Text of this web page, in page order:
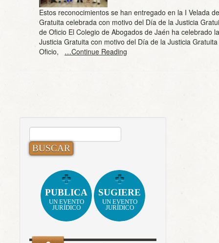
Estos reconocimientos se han entregado en la I Velada
Gratuita celebrada con motivo del Día de la Justicia
de Oficio El Colegio de Abogados de Jaén ha celebrado
Justicia Gratuita con motivo del Día de la Justicia
Oficio, …Continue Reading
BUSCAR:
PUBLICA
UN EVENTO
JURÍDICO
SUGIERE
UN EVENTO
JURÍDICO